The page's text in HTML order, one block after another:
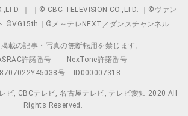
｜ ｜© CBC TELEVISION CO.,LTD. ｜©ヴァン
©VG15th｜©メ～テレNEXT／ダンスチャンネル
載の記事・写真の無断転用を禁じます。
許諾番号
NexTone許諾番号
号
ID000007318
ビ, CBCテレビ, 名古屋テレビ, テレビ愛知 2020 All
Rights Reserved.